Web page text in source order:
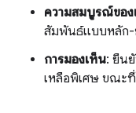
ความสมบูรณ์ขอ
สัมพันธ์แบบหลัก-
การมองเห็น: ยืน
เหลือพิเศษ ขณะ